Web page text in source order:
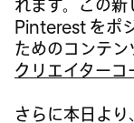
れます。この新
Pinterest をポ
ためのコンテン
クリエイターコ
さらに本日より